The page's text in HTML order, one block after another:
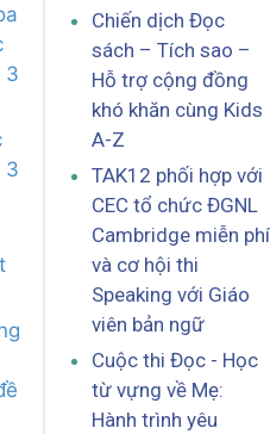
3
3
Chiến dịch Đọc
sách – Tích sao –
Hỗ trợ cộng đồng
khó khăn cùng Kids
A-Z
TAK12 phối hợp với
CEC tổ chức ĐGNL
Cambridge miễn phí
và cơ hội thi
Speaking với Giáo
viên bản ngữ
Cuộc thi Đọc - Học
từ vựng về Mẹ:
Hành trình yêu